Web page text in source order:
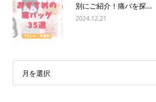
別にご紹介！痛バを探...
2024.12.21
月を選択